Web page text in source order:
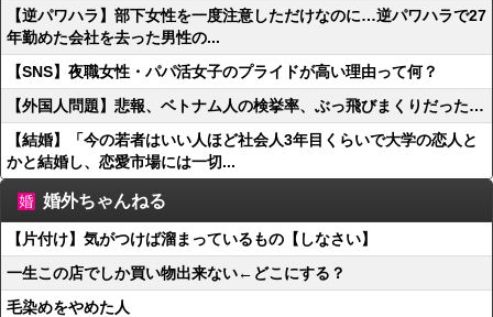
【逆パワハラ】部下女性を一度注意しただけなのに…逆パワハラで27
年勤めた会社を去った男性の...
【SNS】夜職女性・パパ活女子のプライドが高い理由って何？
【外国人問題】悲報、ベトナム人の検挙率、ぶっ飛びまくりだった…
【結婚】「今の若者はいい人ほど社会人3年目くらいで大学の恋人と
かと結婚し、恋愛市場には一切...
婚外ちゃんねる
【片付け】気がつけば溜まっているもの【しなさい】
一生この店でしか買い物出来ない←どこにする？
毛染めをやめた人